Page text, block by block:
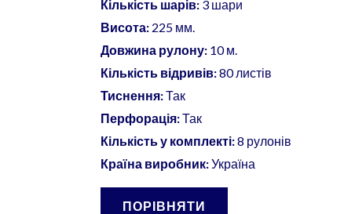
Кількість шарів: 3 шари
Висота: 225 мм.
Довжина рулону: 10 м.
Кількість відривів:80 листів
Тиснення:Так
Перфорація:Так
Кількість у комплекті:8 рулонів
Країна виробник:Україна
ПОРІВНЯТИ